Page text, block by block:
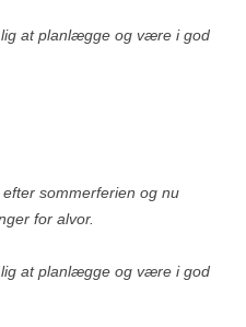
at planlægge og være i god
sommerferien og nu
for alvor.
at planlægge og være i god